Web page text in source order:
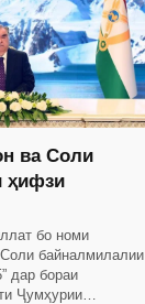
ва Соли
ҳифзи
бо номи
байналмилалии
дар бораи
Ҷумҳурии